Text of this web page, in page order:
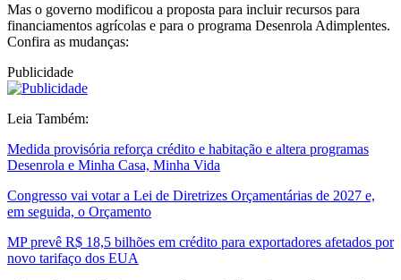
Mas o governo modificou a proposta para incluir recursos para
financiamentos agrícolas e para o programa Desenrola Adimplentes.
Confira as mudanças:
Publicidade
Leia Também:
Medida provisória reforça crédito e habitação e altera programas
Desenrola e Minha Casa, Minha Vida
Congresso vai votar a Lei de Diretrizes Orçamentárias de 2027 e,
em seguida, o Orçamento
MP prevê R$ 18,5 bilhões em crédito para exportadores afetados por
novo tarifaço dos EUA